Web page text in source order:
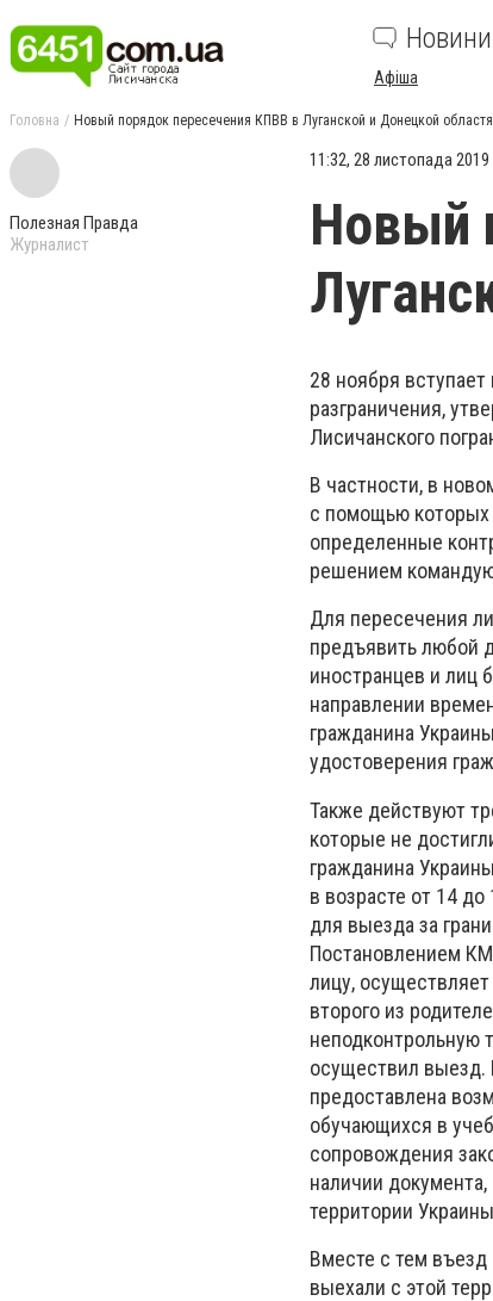
Новини
Афіша
Головна Новый порядок пересечения КПВВ в Луганской и Донецкой
Полезная Правда
Журналист
11:32, 28 листопада 2019
Новый
28 ноября
разграничения,
Лисичанского
В частности, в
с помощью которых
определенные
решением
Для пересечения
предъявить любой
иностранцев и лиц
направлении
гражданина
удостоверения
Также действуют
которые не
гражданина
в возрасте от 14
для выезда за
Постановлением
лицу,
второго из
неподконтрольную
осуществил выезд.
предоставлена
обучающихся в
сопровождения
наличии
территории
Вместе с тем
выехали с этой